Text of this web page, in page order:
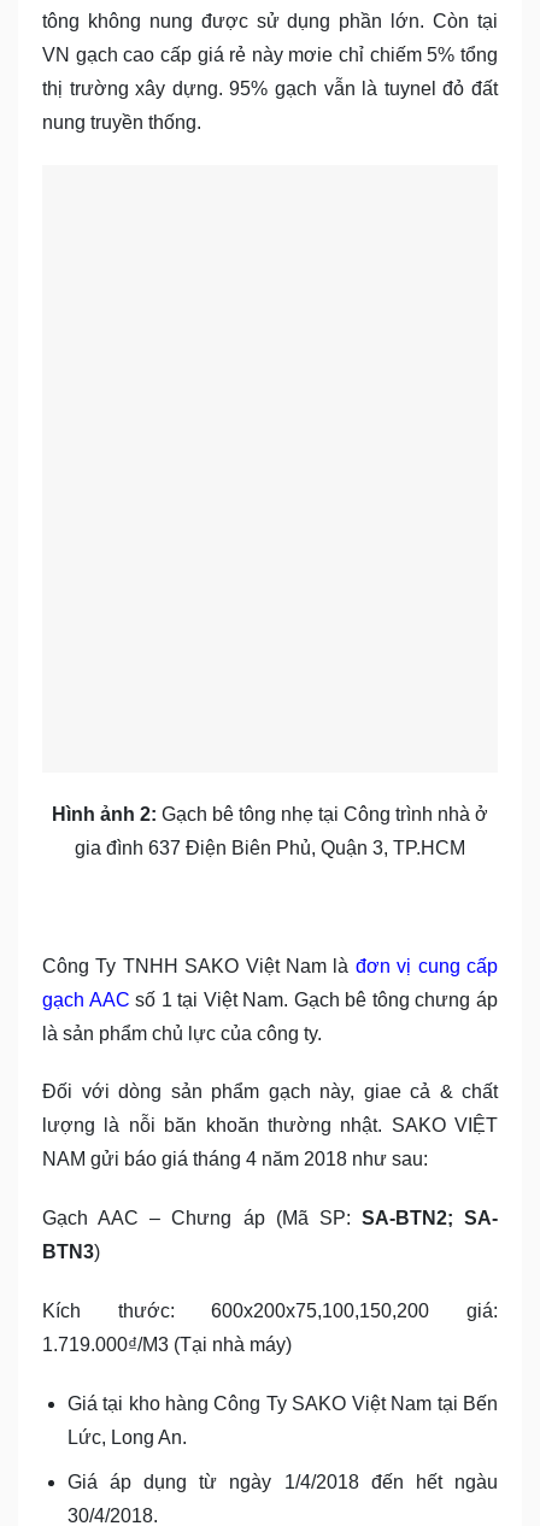
tông không nung được sử dụng phần lớn. Còn tại
VN gạch cao cấp giá rẻ này mơie chỉ chiếm 5% tổng
thị trường xây dựng. 95% gạch vẫn là tuynel đỏ đất
nung truyền thống.
Hình ảnh 2: Gạch bê tông nhẹ tại Công trình nhà ở
gia đình 637 Điện Biên Phủ, Quận 3, TP.HCM
Công Ty TNHH SAKO Việt Nam là đơn vị cung cấp
gạch AAC số 1 tại Việt Nam. Gạch bê tông chưng áp
là sản phẩm chủ lực của công ty.
Đối với dòng sản phẩm gạch này, giae cả & chất
lượng là nỗi băn khoăn thường nhật. SAKO VIỆT
NAM gửi báo giá tháng 4 năm 2018 như sau:
Gạch AAC – Chưng áp (Mã SP: SA-BTN2; SA-
BTN3)
Kích thước: 600x200x75,100,150,200 giá:
1.719.000₫/M3 (Tại nhà máy)
Giá tại kho hàng Công Ty SAKO Việt Nam tại Bến
Lức, Long An.
Giá áp dụng từ ngày 1/4/2018 đến hết ngàu
30/4/2018.